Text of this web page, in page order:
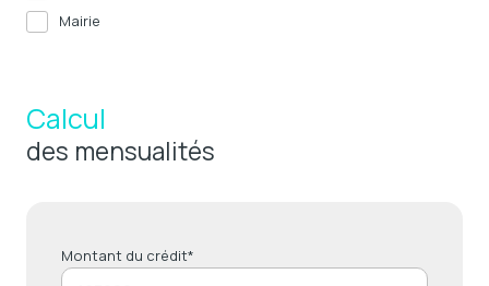
Mairie
Calcul
des mensualités
Montant du crédit*